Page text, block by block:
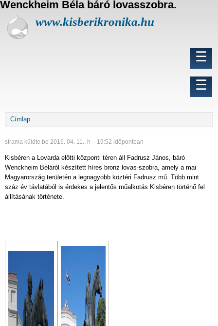
U
Wenckheim Béla báró lovasszobra.
www.kisberikronika.hu
☰
☰
Morzsa
Címlap
strama küldte be 2016. 04. 11., h – 19:52 időpontban
Kisbéren a Lovarda előtti központi téren áll Fadrusz János, báró
Wenckheim Béláról készített híres bronz lovas-szobra, amely a mai
Magyarország területén a legnagyobb köztéri Fadrusz mű. Több mint
száz év távlatából is érdekes a jelentős műalkotás Kisbéren történő fel
állításának története.